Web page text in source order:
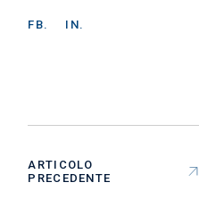
FB. IN.
ARTICOLO
PRECEDENTE